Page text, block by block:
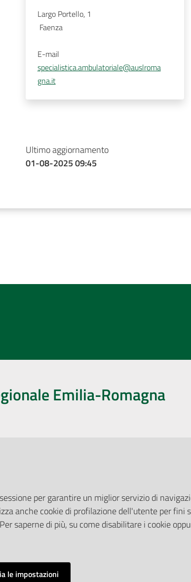
Largo Portello, 1
Faenza
E-mail
specialistica.ambulatoriale@auslroma
gna.it
Ultimo aggiornamento
01-08-2025 09:45
Emilia-Romagna
con il Pubblico
la Stampa
Pubblicità legale
Albo Pretorio
Privacy Policy
Attuazione Misure PNRR
per garantire un miglior servizio di
anche cookie di profilazione dell'utente per fini
saperne di più, su come disabilitare i cookie
le impostazioni